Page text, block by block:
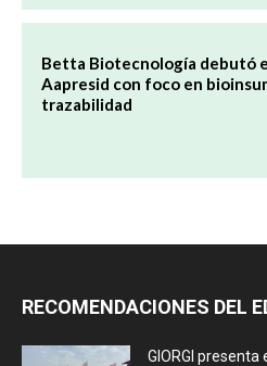
Betta Biotecnología debutó
Aapresid con foco en
trazabilidad
RECOMENDACIONES DEL
GIORGI